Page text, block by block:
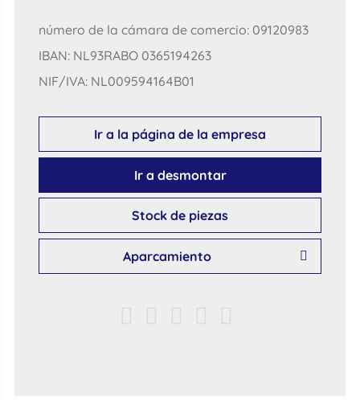
número de la cámara de comercio: 09120983
IBAN: NL93RABO 0365194263
NIF/IVA: NL009594164B01
Ir a la página de la empresa
Ir a desmontar
Stock de piezas
Aparcamiento